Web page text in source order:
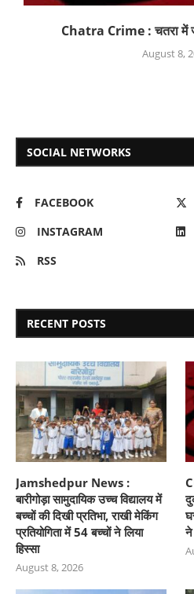
Chatra Crime : चतरा में
August 8,
SOCIAL NETWORKS
FACEBOOK
INSTAGRAM
RSS
RECENT POSTS
Jamshedpur News :
बारीगोड़ा सामुदायिक उच्च विद्यालय में
बच्चों की दिखी प्रतिभा, राखी मेकिंग
प्रतियोगिता में 54 बच्चों ने लिया
हिस्सा
August 8, 2026
ने